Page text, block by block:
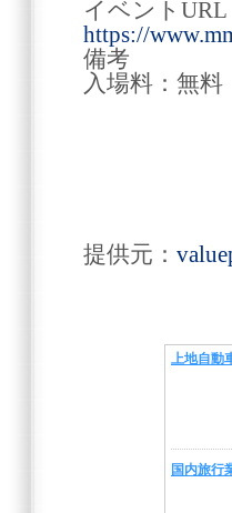
イベントURL
https://
備考
入場料：無料
提供元：